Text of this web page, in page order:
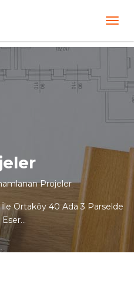
Projeler
Ortaköy 40 Ada 3 Parselde
Eser…